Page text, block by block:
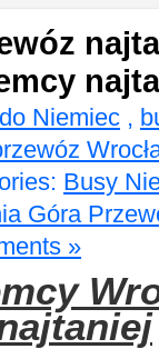
Niemiec ,
Busy
Góra
»